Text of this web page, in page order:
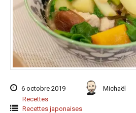
6 octobre 2019
Michaël
Recettes
Recettes japonaises